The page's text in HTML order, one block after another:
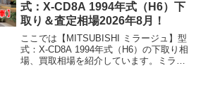
式：X-CD8A 1994年式（H6）下
取り＆査定相場2026年8月！
ここでは【MITSUBISHI ミラージュ】型
式：X-CD8A 1994年式（H6）の下取り相
場、買取相場を紹介しています。ミラー